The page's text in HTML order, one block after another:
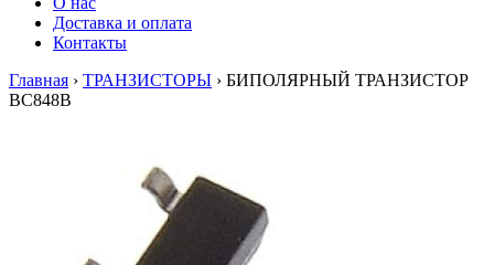
Доставка и оплата
Контакты
Главная › ТРАНЗИСТОРЫ › БИПОЛЯРНЫЙ ТРАНЗИСТОР
BC848B